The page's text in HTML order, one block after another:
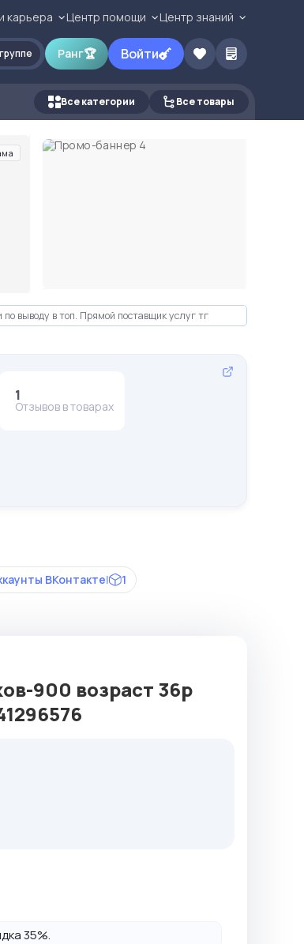
карьера Центр помощи Центр знаний
Ранг🏆 Войти
Все категории Все товары
по выводу в топ. Прямой поставщик услуг тг
1
Отзывов в товарах
ВКонтакте|
1
900 возраст 36р
35%.